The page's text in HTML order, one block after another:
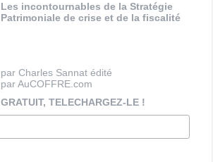
Les incontournables de la Stratégie
Patrimoniale de crise et de la fiscalité
par Charles Sannat édité
par AuCOFFRE.com
GRATUIT, TELECHARGEZ-LE !